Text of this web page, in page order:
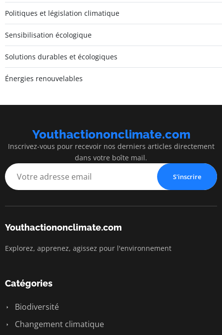
Politiques et législation climatique
Sensibilisation écologique
Solutions durables et écologiques
Énergies renouvelables
Youthactiononclimate.com
Inscrivez-vous pour recevoir nos derniers articles directement
dans votre boîte mail.
S'inscrire
Youthactiononclimate.com
Explorez, apprenez, agissez pour l'environnement
Catégories
Biodiversité
Changement climatique